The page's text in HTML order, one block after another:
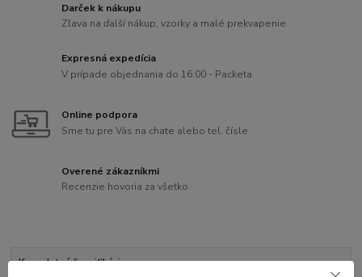
Darček k nákupu
Zľava na ďalší nákup, vzorky a malé prekvapenie
Expresná expedícia
V prípade objednania do 16:00 - Packeta
Online podpora
Sme tu pre Vás na chate alebo tel. čísle
Overené zákazníkmi
Recenzie hovoria za všetko
Kompletné špecifikácie